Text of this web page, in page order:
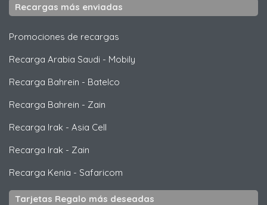
Recargas más enviadas
Promociones de recargas
Recarga Arabia Saudi - Mobily
Recarga Bahrein - Batelco
Recarga Bahrein - Zain
Recarga Irak - Asia Cell
Recarga Irak - Zain
Recarga Kenia - Safaricom
Tarjetas Regalo más deseadas